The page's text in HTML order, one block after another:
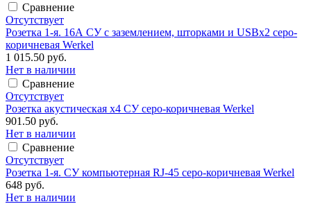
Сравнение
Отсутствует
Розетка 1-я. 16А СУ с заземлением, шторками и USBx2 серо-
коричневая Werkel
1 015.50 руб.
Нет в наличии
Сравнение
Отсутствует
Розетка акустическая х4 СУ серо-коричневая Werkel
901.50 руб.
Нет в наличии
Сравнение
Отсутствует
Розетка 1-я. СУ компьютерная RJ-45 серо-коричневая Werkel
648 руб.
Нет в наличии